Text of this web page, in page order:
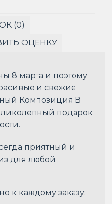
(0)
ОЦЕНКУ
8 марта и поэтому
и свежие
Композиция В
подарок
приятный и
для любой
к каждому заказу: